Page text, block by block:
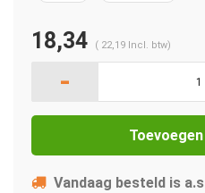
18,34 ( 22,19 Incl. btw)
-
Vandaag besteld is